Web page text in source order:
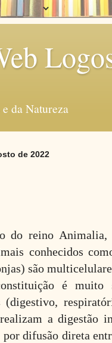
da Natureza
de 2022
reino Animalia,
conhecidos
são
é muito
(digestivo,
a digestão
por difusão direta